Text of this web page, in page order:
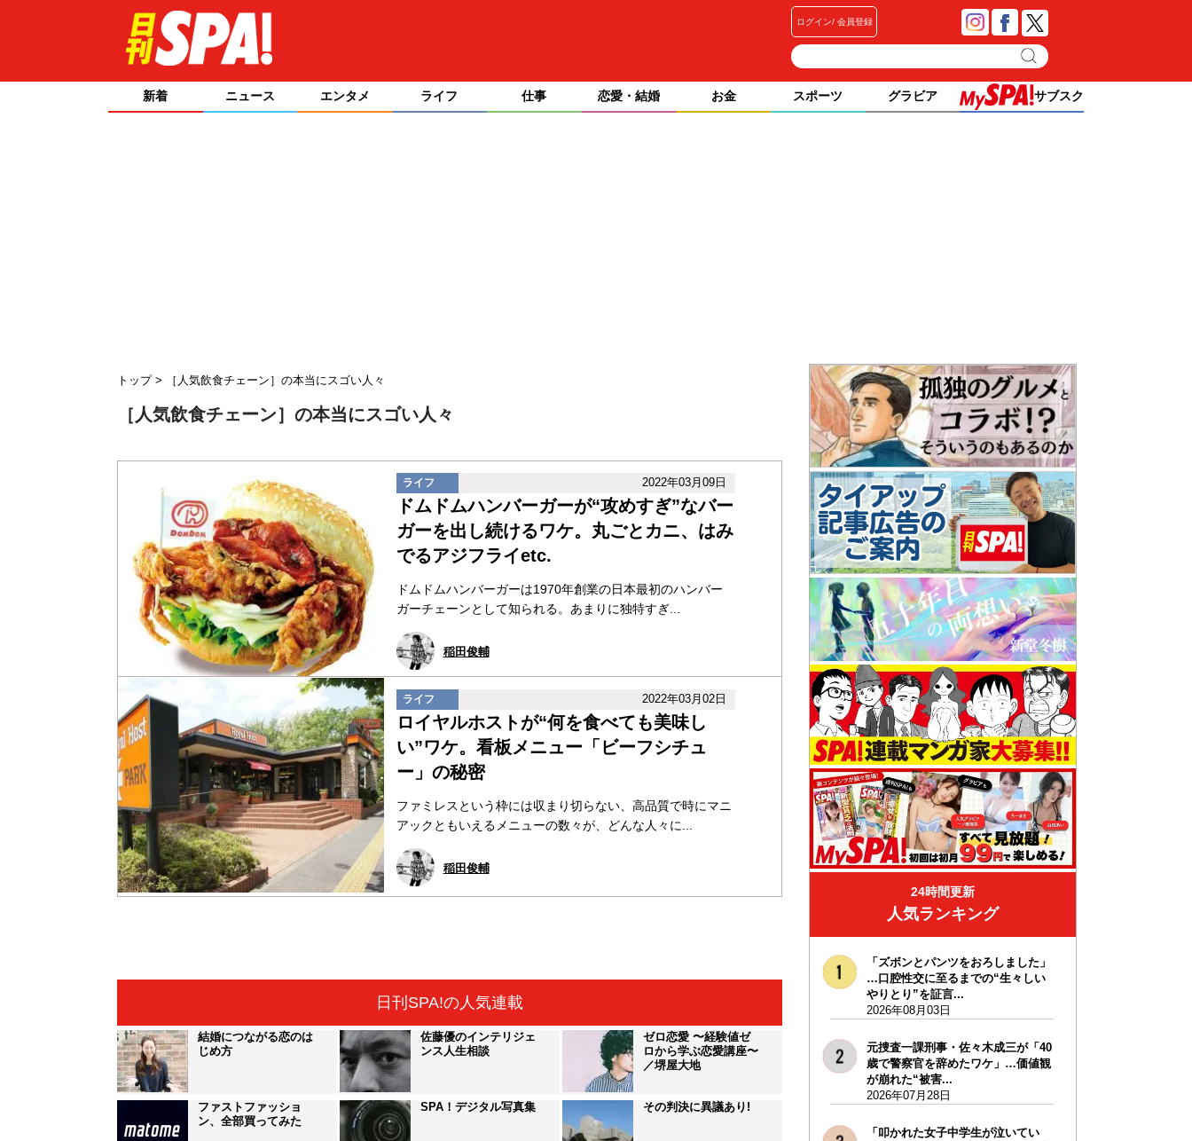
ログイン 会員登録
新着 ニュース エンタメ ライフ 仕事 恋愛・結婚 お金 スポーツ グラビア サブスク
トップ ［人気飲食チェーン］の本当にスゴい人々
［人気飲食チェーン］の本当にスゴい人々
ライフ 2022年03月09日
ドムドムハンバーガーが“攻めすぎ”なバー
ガーを出し続けるワケ。丸ごとカニ、はみ
でるアジフライetc.
ドムドムハンバーガーは1970年創業の日本最初のハンバー
ガーチェーンとして知られる。あまりに独特すぎ...
稲田俊輔
ライフ 2022年03月02日
ロイヤルホストが“何を食べても美味し
い”ワケ。看板メニュー「ビーフシチュ
ー」の秘密
ファミレスという枠には収まり切らない、高品質で時にマニ
アックともいえるメニューの数々が、どんな人々に...
稲田俊輔
日刊SPA!の人気連載
結婚につながる恋のは
じめ方
佐藤優のインテリジェ
ンス人生相談
ゼロ恋愛 〜経験値ゼ
ロから学ぶ恋愛講座〜
／堺屋大地
ファストファッショ
ン、全部買ってみた
SPA！デジタル写真集 その判決に異議あり!
24時間更新
人気ランキング
「ズボンとパンツをおろしました」
…口腔性交に至るまでの“生々しい
やりとり”を証言...
2026年08月03日
元捜査一課刑事・佐々木成三が「40
歳で警察官を辞めたワケ」…価値観
が崩れた“被害...
2026年07月28日
「叩かれた女子中学生が泣いてい